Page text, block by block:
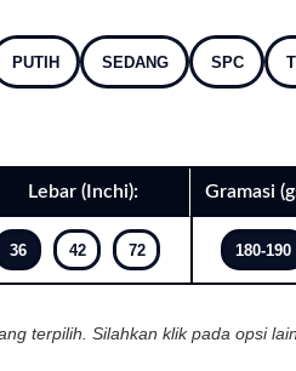
PUTIH SEDANG SPC
Lebar (Inchi):
36 42 72
Gramasi
180-190
terpilih. Silahkan klik pada opsi